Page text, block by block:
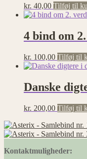
kr. 40,00 Tilføj til
4 bind om
kr. 100,00 Tilføj til
Danske
kr. 200,00 Tilføj til
Kontaktmuligheder: